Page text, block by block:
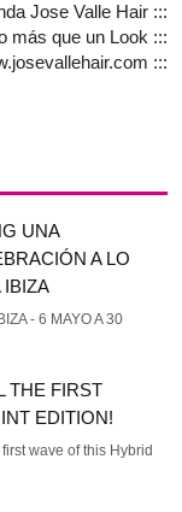
Jose Valle Hair :::
más que un Look :::
:::
UNA
A LO
IBIZA
- 6 MAYO A 30
THE FIRST
EDITION!
wave of this Hybrid